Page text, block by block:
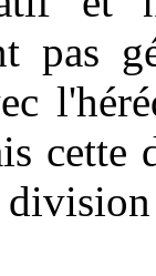
pas
cette